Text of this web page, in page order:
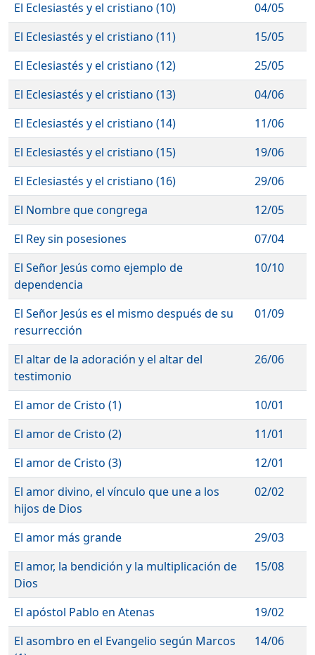
El Eclesiastés y el cristiano (10)
04/05
El Eclesiastés y el cristiano (11)
15/05
El Eclesiastés y el cristiano (12)
25/05
El Eclesiastés y el cristiano (13)
04/06
El Eclesiastés y el cristiano (14)
11/06
El Eclesiastés y el cristiano (15)
19/06
El Eclesiastés y el cristiano (16)
29/06
El Nombre que congrega
12/05
El Rey sin posesiones
07/04
El Señor Jesús como ejemplo de
dependencia
10/10
El Señor Jesús es el mismo después de su
resurrección
01/09
El altar de la adoración y el altar del
testimonio
26/06
El amor de Cristo (1)
10/01
El amor de Cristo (2)
11/01
El amor de Cristo (3)
12/01
El amor divino, el vínculo que une a los
hijos de Dios
02/02
El amor más grande
29/03
El amor, la bendición y la multiplicación de
Dios
15/08
El apóstol Pablo en Atenas
19/02
El asombro en el Evangelio según Marcos
14/06